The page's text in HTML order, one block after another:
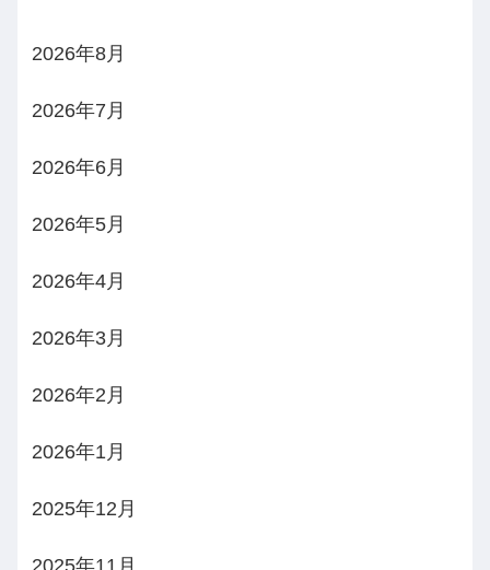
2026年8月
2026年7月
2026年6月
2026年5月
2026年4月
2026年3月
2026年2月
2026年1月
2025年12月
2025年11月